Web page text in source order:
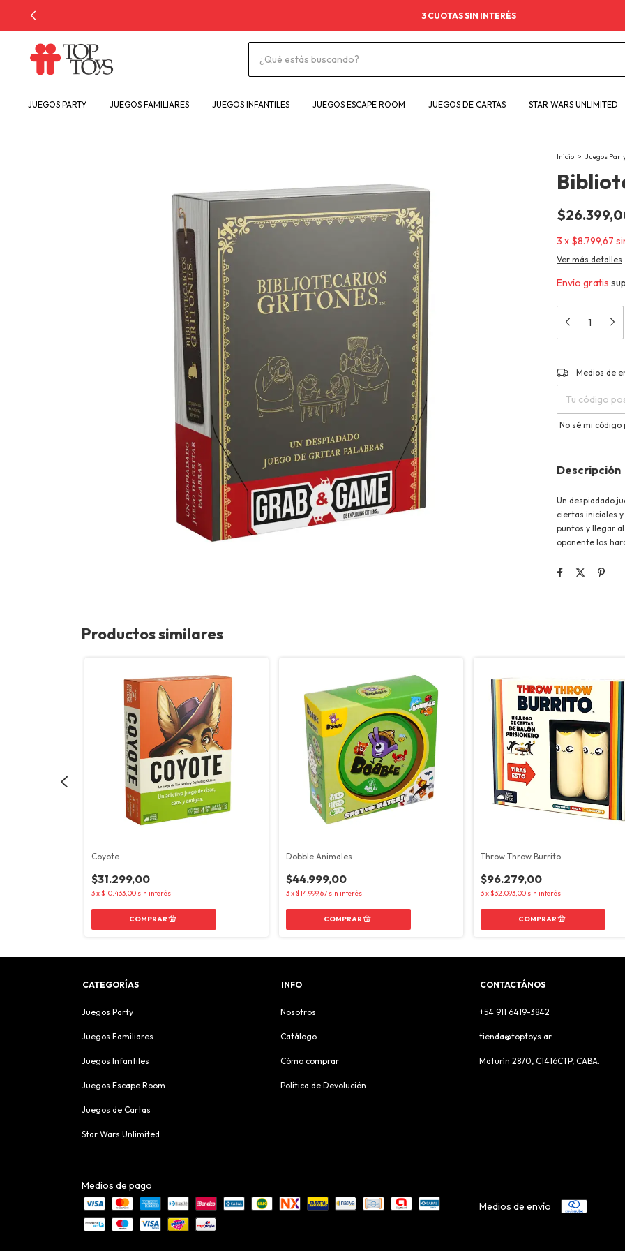
3 CUOTAS SIN INTERÉS
JUEGOS PARTY JUEGOS FAMILIARES JUEGOS INFANTILES JUEGOS ESCAPE ROOM JUEGOS DE CARTAS STAR WARS UNLIMITED
Inicio > Juegos
3 x $8.799,67
Ver más detalles
Envío gratis
Entregas para el
Medios de
No sé mi código
Descripción
Un despiadado
ciertas iniciales
puntos y llegar
oponente los
Productos similares
Coyote
$31.299,00
3x $10.433,00 sin interés
Dobble Animales
$44.999,00
3x $14.999,67 sin interés
Throw Throw Burrito
$96.279,00
3x $32.093,00 sin interés
CATEGORÍAS
Juegos Party
Juegos Familiares
Juegos Infantiles
Juegos Escape Room
Juegos de Cartas
Star Wars Unlimited
INFO
Nosotros
Catálogo
Cómo comprar
Política de Devolución
CONTACTÁNOS
+54 911 6419-3842
tienda@toptoys.ar
Maturín 2870, C1416CTP, CABA.
Medios de pago
Medios de envío